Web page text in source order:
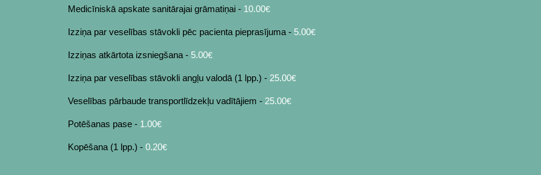
Medicīniskā apskate sanitārajai grāmatiņai - 10.00€
Izziņa par veselības stāvokli pēc pacienta pieprasījuma - 5.00€
Izziņas atkārtota izsniegšana - 5.00€
Izziņa par veselības stāvokli angļu valodā (1 lpp.) - 25.00€
Veselības pārbaude transportlīdzekļu vadītājiem - 25.00€
Potēšanas pase - 1.00€
Kopēšana (1 lpp.) -0.20€